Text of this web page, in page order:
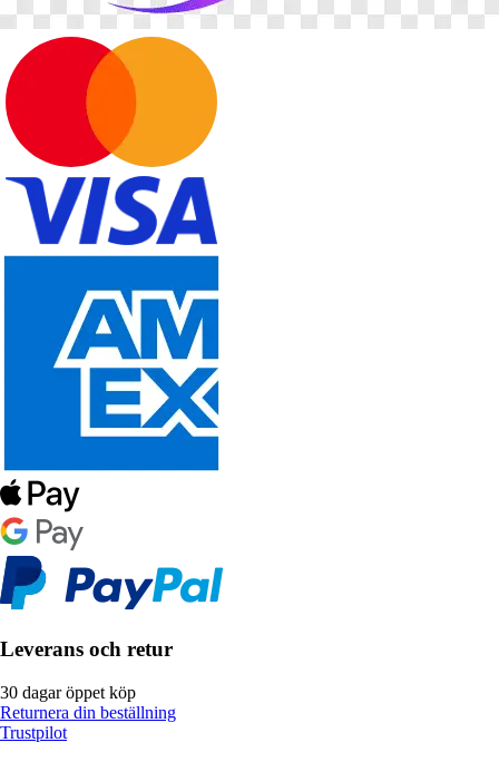
Leverans och retur
30 dagar öppet köp
Returnera din beställning
Trustpilot